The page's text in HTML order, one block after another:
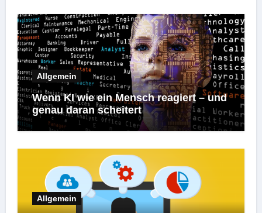
Allgemein
Wenn KI wie ein Mensch reagiert – und
genau daran scheitert
Allgemein